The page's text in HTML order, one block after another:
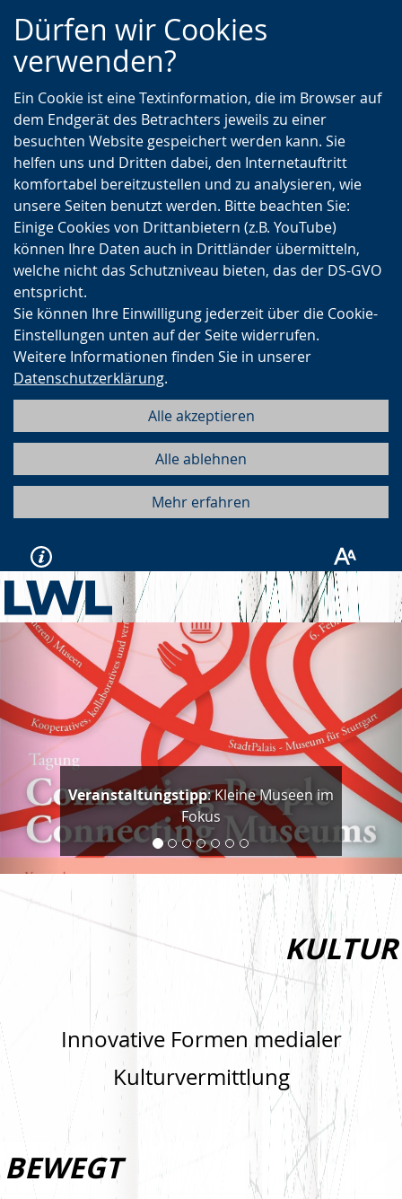
Zur
Hauptnavigation
Zur
Seitennavigation
Zum
Inhalt
Dürfen wir Cookies
verwenden?
Ein Cookie ist eine Textinformation, die im Browser auf
dem Endgerät des Betrachters jeweils zu einer
besuchten Website gespeichert werden kann. Sie
helfen uns und Dritten dabei, den Internetauftritt
komfortabel bereitzustellen und zu analysieren, wie
unsere Seiten benutzt werden. Bitte beachten Sie:
Einige Cookies von Drittanbietern (z.B. YouTube)
können Ihre Daten auch in Drittländer übermitteln,
welche nicht das Schutzniveau bieten, das der DS-GVO
entspricht.
Sie können Ihre Einwilligung jederzeit über die Cookie-
Einstellungen unten auf der Seite widerrufen.
Weitere Informationen finden Sie in unserer
Datenschutzerklärung.
Alle akzeptieren
Alle ablehnen
Mehr erfahren
Veranstaltungstipp: Kleine Museen im
Fokus
Vorherige
KULTUR
Innovative Formen medialer
Kulturvermittlung
BEWEGT